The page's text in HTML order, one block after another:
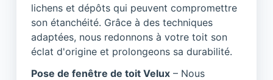
lichens et dépôts qui peuvent compromettre
son étanchéité. Grâce à des techniques
adaptées, nous redonnons à votre toit son
éclat d'origine et prolongeons sa durabilité.
Pose de fenêtre de toit Velux – Nous